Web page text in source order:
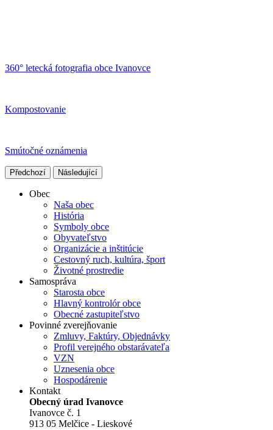
360° letecká fotografia obce Ivanovce
Kompostovanie
Smútočné oznámenia
Předchozí Následující
Obec
Naša obec
História
Symboly obce
Obyvateľstvo
Organizácie a inštitúcie
Cestovný ruch, kultúra, šport
Životné prostredie
Samospráva
Starosta obce
Hlavný kontrolór obce
Obecné zastupiteľstvo
Povinné zverejňovanie
Zmluvy, Faktúry, Objednávky
Profil verejného obstarávateľa
VZN
Uznesenia obce
Hospodárenie
Kontakt
Obecný úrad Ivanovce
Ivanovce č. 1
913 05 Melčice - Lieskové